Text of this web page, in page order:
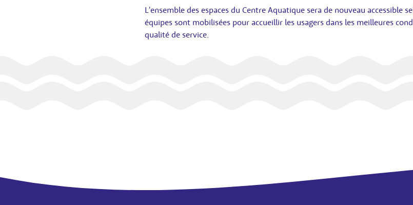
L'ensemble des espaces du Centre Aquatique sera de nouveau accessible
équipes sont mobilisées pour accueillir les usagers dans les meilleures
qualité de service.